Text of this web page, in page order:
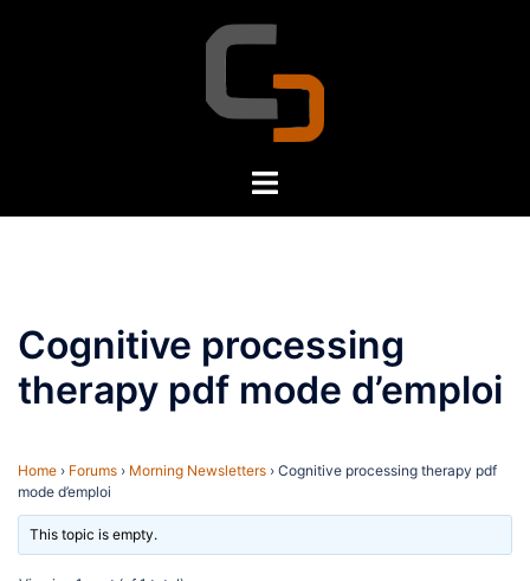
Toggle
Cognitive processing
therapy pdf mode d’emploi
Home › Forums › Morning Newsletters › Cognitive processing therapy pdf
mode d’emploi
This topic is empty.